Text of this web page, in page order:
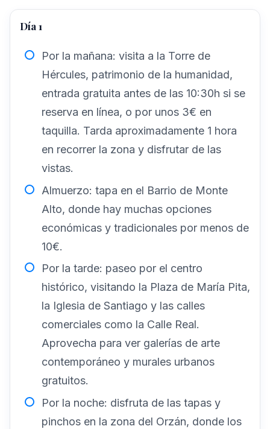
Día 1
Por la mañana: visita a la Torre de
Hércules, patrimonio de la humanidad,
entrada gratuita antes de las 10:30h si se
reserva en línea, o por unos 3€ en
taquilla. Tarda aproximadamente 1 hora
en recorrer la zona y disfrutar de las
vistas.
Almuerzo: tapa en el Barrio de Monte
Alto, donde hay muchas opciones
económicas y tradicionales por menos de
10€.
Por la tarde: paseo por el centro
histórico, visitando la Plaza de María Pita,
la Iglesia de Santiago y las calles
comerciales como la Calle Real.
Aprovecha para ver galerías de arte
contemporáneo y murales urbanos
gratuitos.
Por la noche: disfruta de las tapas y
pinchos en la zona del Orzán, donde los